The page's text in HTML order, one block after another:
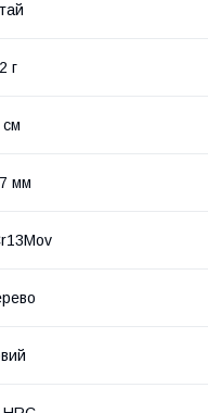
г
см
мм